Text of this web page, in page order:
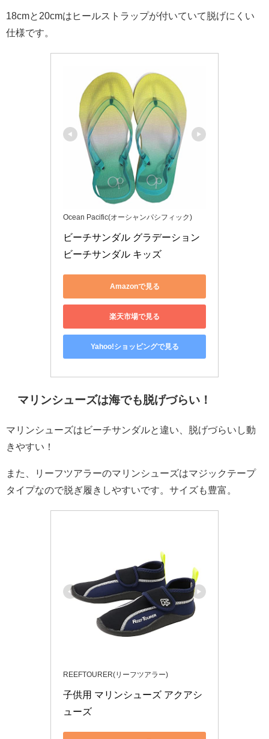
18cmと20cmはヒールストラップが付いていて脱げにくい
仕様です。
Ocean Pacific(オーシャンパシフィック)
ビーチサンダル グラデーション
ビーチサンダル キッズ
Amazonで見る
楽天市場で見る
Yahoo!ショッピングで見る
マリンシューズは海でも脱げづらい！
マリンシューズはビーチサンダルと違い、脱げづらいし動
きやすい！
また、リーフツアラーのマリンシューズはマジックテープ
タイプなので脱ぎ履きしやすいです。サイズも豊富。
REEFTOURER(リーフツアラー)
子供用 マリンシューズ アクアシ
ューズ